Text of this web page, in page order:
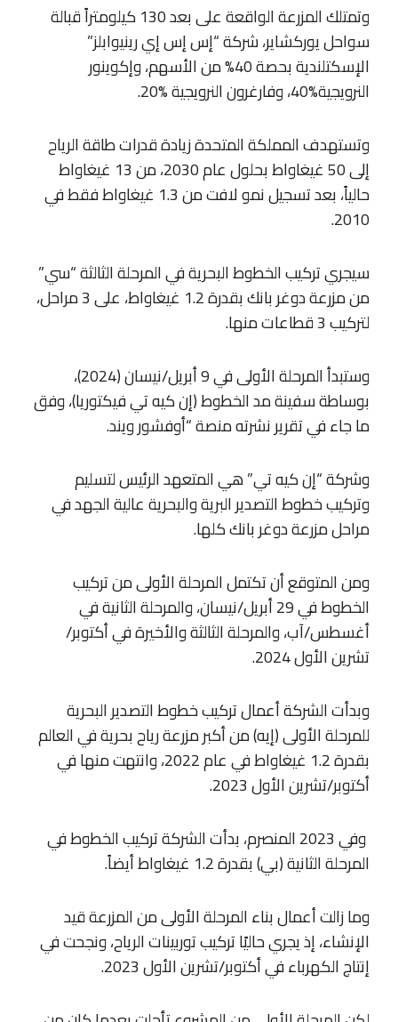
وتمتلك المزرعة الواقعة على بعد 130 كيلومتراً قبالة
سواحل يوركشاير، شركة “إس إس إي رينيوابلز”
الإسكتلندية بحصة 40% من الأسهم، وإكوينور
النرويجية%40، وفارغرون النرويجية %20.
وتستهدف المملكة المتحدة زيادة قدرات طاقة الرياح
إلى 50 غيغاواط بحلول عام 2030، من 13 غيغاواط
حالياً، بعد تسجيل نمو لافت من 1.3 غيغاواط فقط في
2010.
سيجري تركيب الخطوط البحرية في المرحلة الثالثة “سي”
من مزرعة دوغر بانك بقدرة 1.2 غيغاواط، على 3 مراحل،
لتركيب 3 قطاعات منها.
وستبدأ المرحلة الأولى في 9 أبريل/نيسان (2024)،
بوساطة سفينة مد الخطوط (إن كيه تي فيكتوريا)، وفق
ما جاء في تقرير نشرته منصة “أوفشور ويند.
وشركة “إن كيه تي” هي المتعهد الرئيس لتسليم
وتركيب خطوط التصدير البرية والبحرية عالية الجهد في
مراحل مزرعة دوغر بانك كلها.
ومن المتوقع أن تكتمل المرحلة الأولى من تركيب
الخطوط في 29 أبريل/نيسان، والمرحلة الثانية في
أغسطس/آب، والمرحلة الثالثة والأخيرة في أكتوبر/
تشرين الأول 2024.
وبدأت الشركة أعمال تركيب خطوط التصدير البحرية
للمرحلة الأولى (إيه) من أكبر مزرعة رياح بحرية في العالم
بقدرة 1.2 غيغاواط في عام 2022، وانتهت منها في
أكتوبر/تشرين الأول 2023.
وفي 2023 المنصرم، بدأت الشركة تركيب الخطوط في
المرحلة الثانية (بي) بقدرة 1.2 غيغاواط أيضاً.
وما زالت أعمال بناء المرحلة الأولى من المزرعة قيد
الإنشاء، إذ يجري حاليًا تركيب توربينات الرياح، ونجحت في
إنتاج الكهرباء في أكتوبر/تشرين الأول 2023.